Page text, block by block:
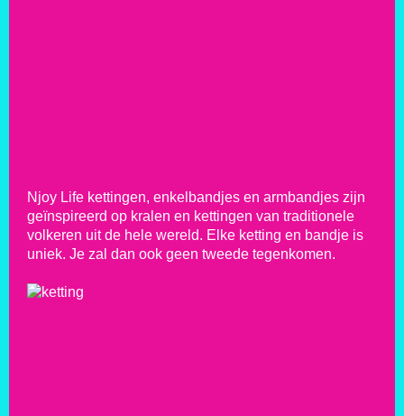
Njoy Life kettingen, enkelbandjes en armbandjes zijn
geïnspireerd op kralen en kettingen van traditionele
volkeren uit de hele wereld. Elke ketting en bandje is
uniek. Je zal dan ook geen tweede tegenkomen.